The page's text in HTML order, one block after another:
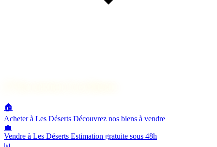
🏠
Acheter à Les Déserts Découvrez nos biens à vendre
💼
Vendre à Les Déserts Estimation gratuite sous 48h